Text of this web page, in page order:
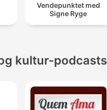
Vendepunktet med
Signe Ryge
kultur-podcasts